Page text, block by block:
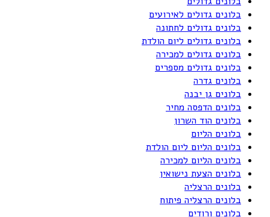
בלונים גדולים לאירועים
בלונים גדולים לחתונה
בלונים גדולים ליום הולדת
בלונים גדולים למכירה
בלונים גדולים מספרים
בלונים גדרה
בלונים גן יבנה
בלונים הדפסה מחיר
בלונים הוד השרון
בלונים הליום
בלונים הליום ליום הולדת
בלונים הליום למכירה
בלונים הצעת נישואין
בלונים הרצליה
בלונים הרצליה פיתוח
בלונים ורודים